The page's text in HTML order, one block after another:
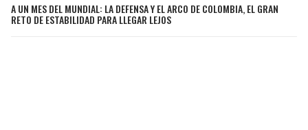
A UN MES DEL MUNDIAL: LA DEFENSA Y EL ARCO DE COLOMBIA, EL GRAN
RETO DE ESTABILIDAD PARA LLEGAR LEJOS